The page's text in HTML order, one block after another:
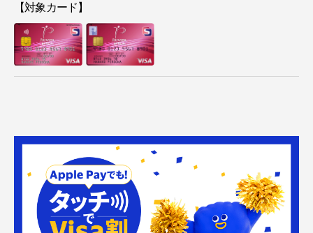
【対象カード】